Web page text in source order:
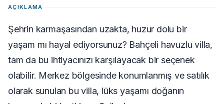
AÇIKLAMA
Şehrin karmaşasından uzakta, huzur dolu bir
yaşam mı hayal ediyorsunuz? Bahçeli havuzlu villa,
tam da bu ihtiyacınızı karşılayacak bir seçenek
olabilir. Merkez bölgesinde konumlanmış ve satılık
olarak sunulan bu villa, lüks yaşamı doğanın